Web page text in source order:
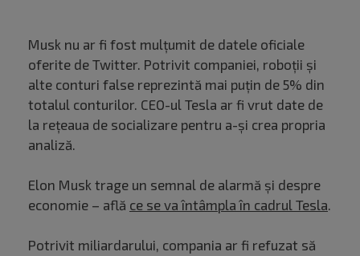
Musk nu ar fi fost mulțumit de datele oficiale
oferite de Twitter. Potrivit companiei, roboții și
alte conturi false reprezintă mai puțin de 5% din
totalul conturilor. CEO-ul Tesla ar fi vrut date de
la rețeaua de socializare pentru a-și crea propria
analiză.
Elon Musk trage un semnal de alarmă și despre
economie – află ce se va întâmpla în cadrul Tesla.
Potrivit miliardarului, compania ar fi refuzat să